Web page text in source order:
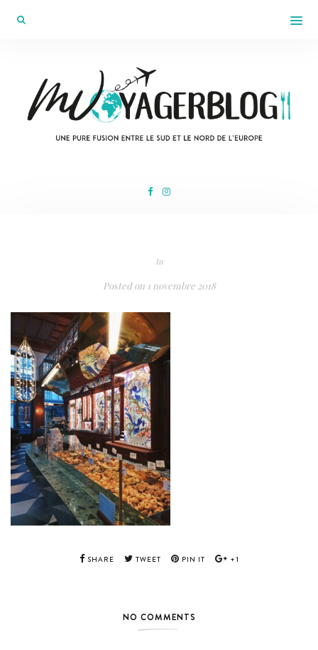
In
Posted on1 novembre 2018
SHARE TWEET PIN IT +1
NO COMMENTS